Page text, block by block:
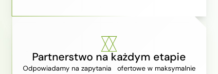
Partnerstwo na każdym etapie
Odpowiadamy na zapytania ofertowe w maksymalnie